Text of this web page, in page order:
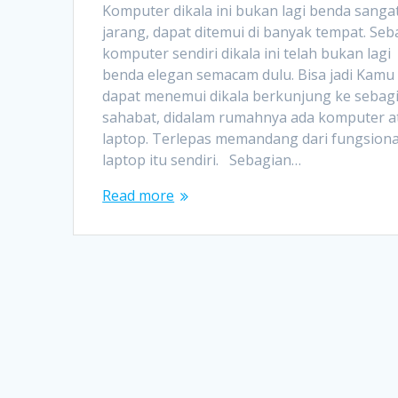
Komputer dikala ini bukan lagi benda
jarang, dapat ditemui di banyak tempat.
komputer sendiri dikala ini telah bukan lagi
benda elegan semacam dulu. Bisa jadi Kamu
dapat menemui dikala berkunjung ke
sahabat, didalam rumahnya ada komputer
laptop. Terlepas memandang dari
laptop itu sendiri. Sebagian…
Read more